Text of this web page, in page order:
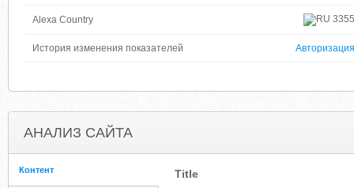
Alexa Country 3355
История изменения показателей Авторизация
АНАЛИЗ САЙТА
Контент Title